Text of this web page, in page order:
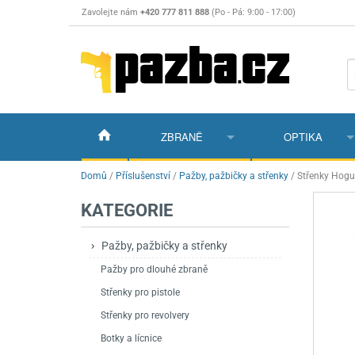
Zavolejte nám +420 777 811 888 (Po - Pá: 9:00 - 17:00)
ZBRANĚ
Vzduchovky Vzduchovky na
Vzduchové pistole a revolvery
Plynové pistole a revolvery
Perkusní zbraně
Nože
OPTIKA
Puškohledy
Domů / Příslušenství / Pažby, pažbičky a střenky / Střenky
KATEGORIE
Pažby, pažbičky a střenky
Pažby pro dlouhé zbraně
Střenky pro pistole
Střenky pro revolvery
Botky a lícnice